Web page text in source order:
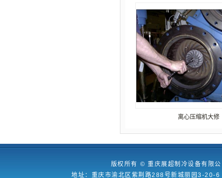
离心压缩机大修
版权所有 © 重庆展超制冷设备有限
地址：重庆市渝北区紫荆路288号新城丽园3-20-6